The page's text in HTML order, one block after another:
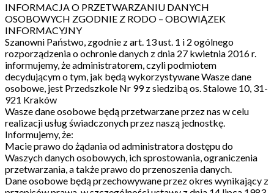
INFORMACJA O PRZETWARZANIU DANYCH
OSOBOWYCH ZGODNIE Z RODO – OBOWIĄZEK
INFORMACYJNY
Szanowni Państwo, zgodnie z art. 13 ust. 1 i 2 ogólnego
rozporządzenia o ochronie danych z dnia 27 kwietnia 2016 r.
informujemy, że administratorem, czyli podmiotem
decydującym o tym, jak będą wykorzystywane Wasze dane
osobowe, jest Przedszkole Nr 99 z siedzibą os. Stalowe 10, 31-
921 Kraków
Wasze dane osobowe będą przetwarzane przez nas w celu
realizacji usług świadczonych przez naszą jednostkę.
Informujemy, że:
Macie prawo do żądania od administratora dostępu do
Waszych danych osobowych, ich sprostowania, ograniczenia
przetwarzania, a także prawo do przenoszenia danych.
Dane osobowe będą przechowywane przez okres wynikający z